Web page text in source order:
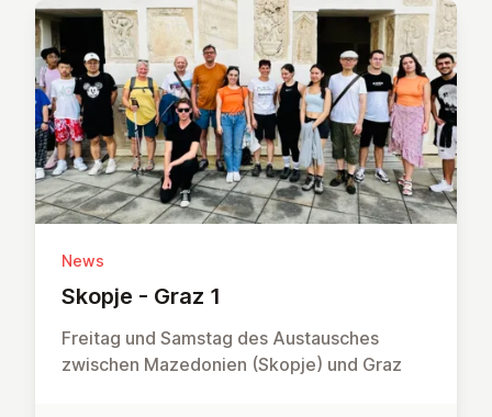
News
Skopje - Graz 1
Freitag und Samstag des Austausches
zwischen Mazedonien (Skopje) und Graz